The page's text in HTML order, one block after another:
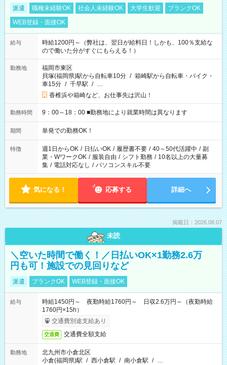
派遣 職種未経験OK 社会人未経験OK 大学生歓迎
ブランクOK
WEB登録・面接OK
給与
時給1200円～（弊社は、翌日が給料日！しかも、100％支給な
ので働いた分がすぐにもらえる！）
勤務地
福岡市東区
貝塚(福岡県)駅から自転車10分 / 箱崎駅から自転車・バイク・
車15分 / 千早駅 / …
香椎浜や箱崎など、お仕事先は沢山！
勤務時間 9：00～18：00 ■勤務地により就業時間は異なります
期間 単発での勤務OK！
特徴 週1日からOK / 日払いOK / 履歴書不要 / 40～50代活躍中 / 副
業・WワークOK / 服装自由 / シフト勤務 / 10名以上の大量募
集 / 電話対応なし / パソコンスキル不要
気になる！ 応募する 詳細へ
掲載日：2026.08.07
未読
＼空いた時間で働く！／日払いOK×1勤務2.6万
円も可！施設での見回りなど
派遣 ブランクOK WEB登録・面接OK
給与
時給1450円～ 夜勤時給1760円～ 日収2.6万円～（夜勤時給
1760円×15h）
交通費別途支給あり
交通費 交通費全額支給
勤務地
北九州市小倉北区
小倉(福岡県)駅 / 西小倉駅 / 南小倉駅 / …